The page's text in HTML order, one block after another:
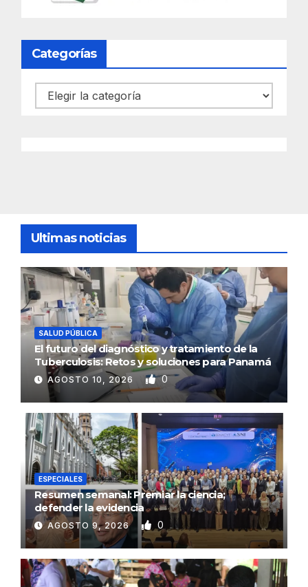
Categorías
Categorías
Ultimas noticias
SALUD PÚBLICA
El futuro del diagnóstico y tratamiento de la
Tuberculosis: Retos y soluciones para Panamá
AGOSTO 10, 2026 0
ESPECIALES
Resumen semanal: Premiar la ciencia;
defender la evidencia
AGOSTO 9, 2026 0